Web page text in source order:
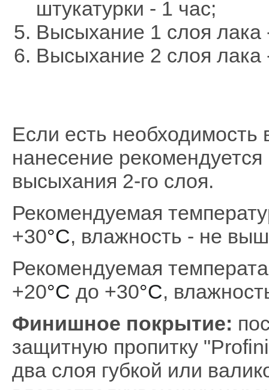
штукатурки - 1 час;
Высыхание 1 слоя лака
Высыхание 2
Если есть необходимость
нанесение
высыхания 2-го слоя.
Рекомендуемая
+30°C, влажность - не
Рекомендуемая
+20°C до +30°C,
Финишное покрытие:
защитную пропитку
два слоя губкой или